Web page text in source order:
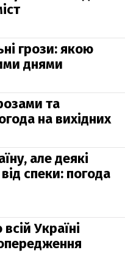
грози: якою
днями
та
на вихідних
але деякі
спеки: погода
Україні